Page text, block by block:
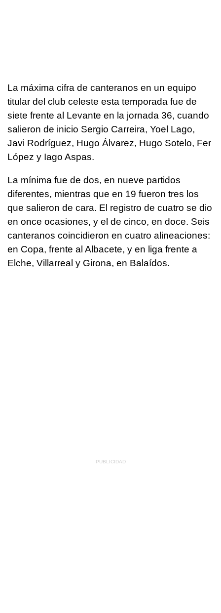
La máxima cifra de canteranos en un equipo
titular del club celeste esta temporada fue de
siete frente al Levante en la jornada 36, cuando
salieron de inicio Sergio Carreira, Yoel Lago,
Javi Rodríguez, Hugo Álvarez, Hugo Sotelo, Fer
López y Iago Aspas.
La mínima fue de dos, en nueve partidos
diferentes, mientras que en 19 fueron tres los
que salieron de cara. El registro de cuatro se dio
en once ocasiones, y el de cinco, en doce. Seis
canteranos coincidieron en cuatro alineaciones:
en Copa, frente al Albacete, y en liga frente a
Elche, Villarreal y Girona, en Balaídos.